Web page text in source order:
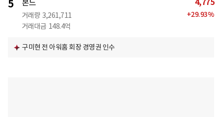
5 본느
거래량 3,261,711
거래대금 148.4억
4,775
+29.93%
구미현 전 아워홈 회장 경영권 인수